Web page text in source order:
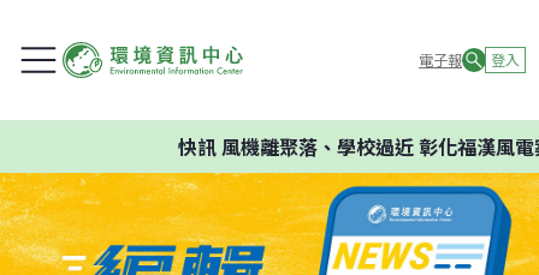
電子報 登入
快訊風機離聚落、學校過近 彰化福漢風電